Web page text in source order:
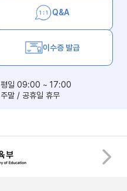
Q&A
이수증 발급
평일 09:00 ~ 17:00
주말 / 공휴일 휴무